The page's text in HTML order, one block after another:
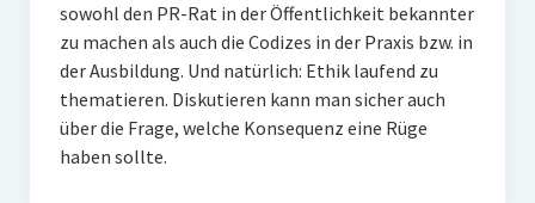
sowohl den PR-Rat in der Öffentlichkeit bekannter
zu machen als auch die Codizes in der Praxis bzw. in
der Ausbildung. Und natürlich: Ethik laufend zu
thematieren. Diskutieren kann man sicher auch
über die Frage, welche Konsequenz eine Rüge
haben sollte.